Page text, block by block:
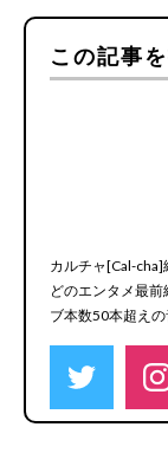
この記事
カルチャ[Cal-cha]
どのエンタメ最
ブ本数50本超えの